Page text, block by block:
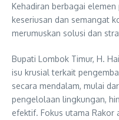
Kehadiran berbagai
keseriusan dan semangat
merumuskan solusi dan
Bupati Lombok Timur, H.
isu krusial terkait
secara mendalam, mulai
pengelolaan lingkungan,
efektif. Fokus utama Rakor